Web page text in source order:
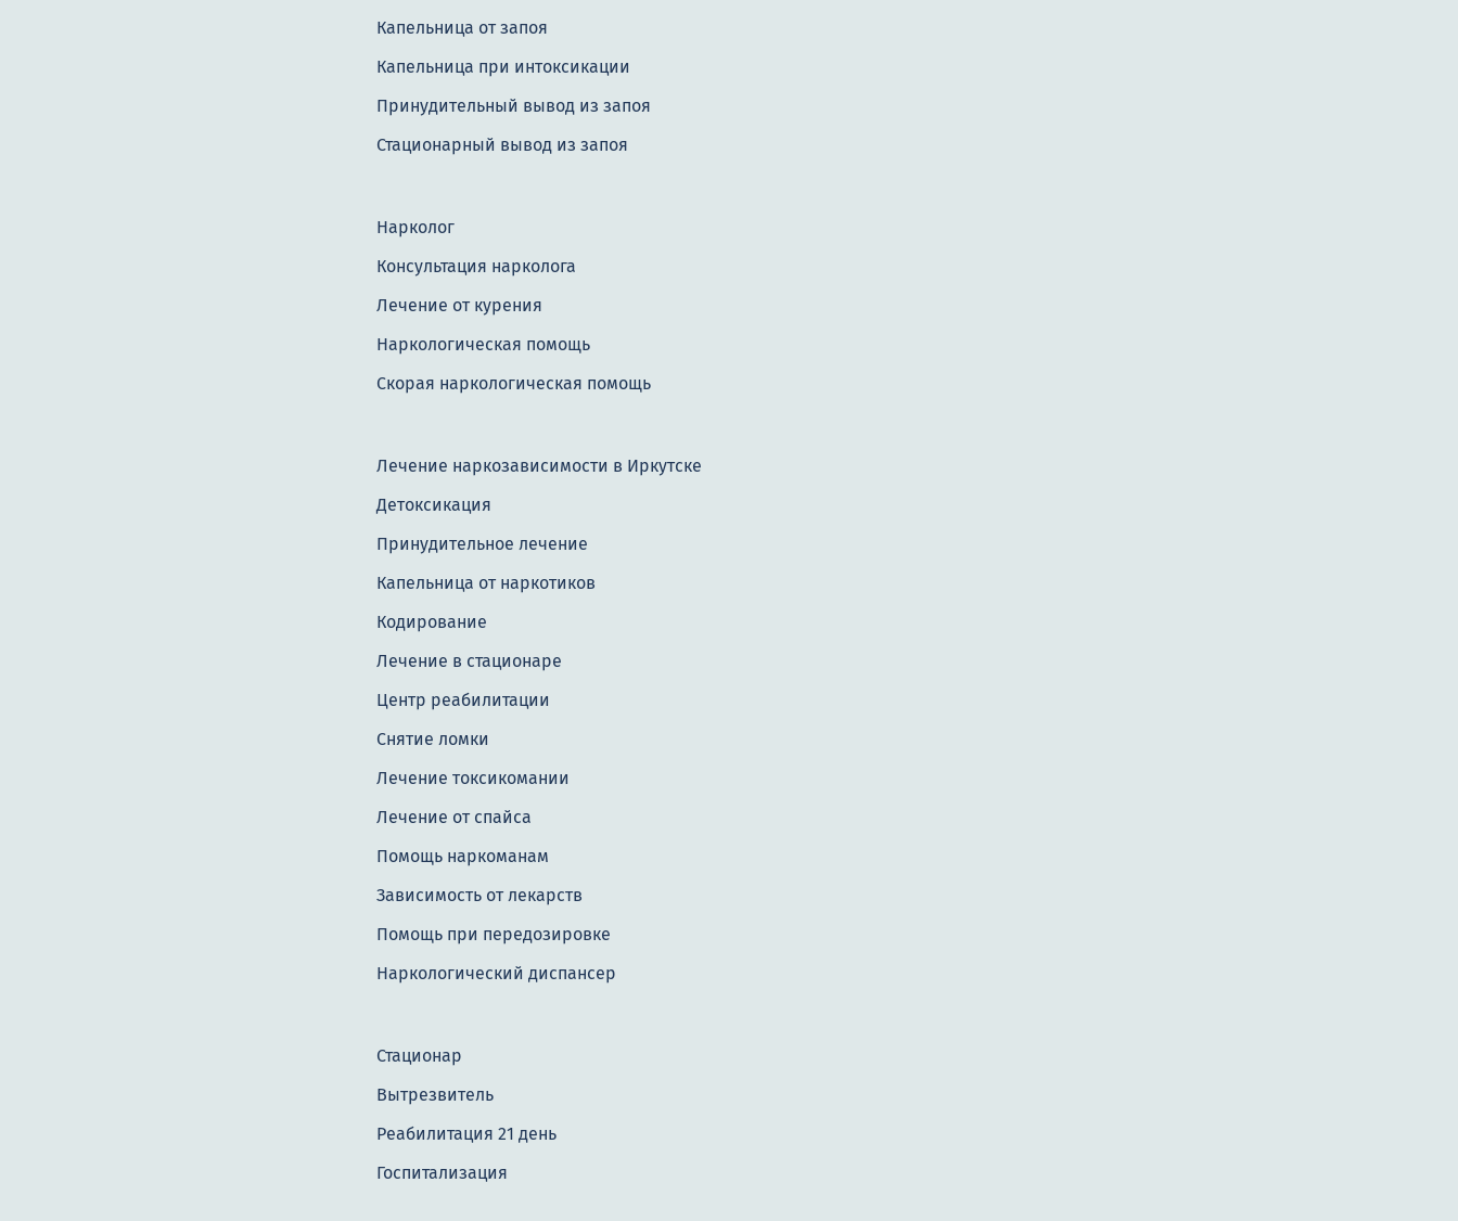
Капельница от запоя
Капельница при интоксикации
Принудительный вывод из запоя
Стационарный вывод из запоя
Нарколог
Консультация нарколога
Лечение от курения
Наркологическая помощь
Скорая наркологическая помощь
Лечение наркозависимости в Иркутске
Детоксикация
Принудительное лечение
Капельница от наркотиков
Кодирование
Лечение в стационаре
Центр реабилитации
Снятие ломки
Лечение токсикомании
Лечение от спайса
Помощь наркоманам
Зависимость от лекарств
Помощь при передозировке
Наркологический диспансер
Стационар
Вытрезвитель
Реабилитация 21 день
Госпитализация